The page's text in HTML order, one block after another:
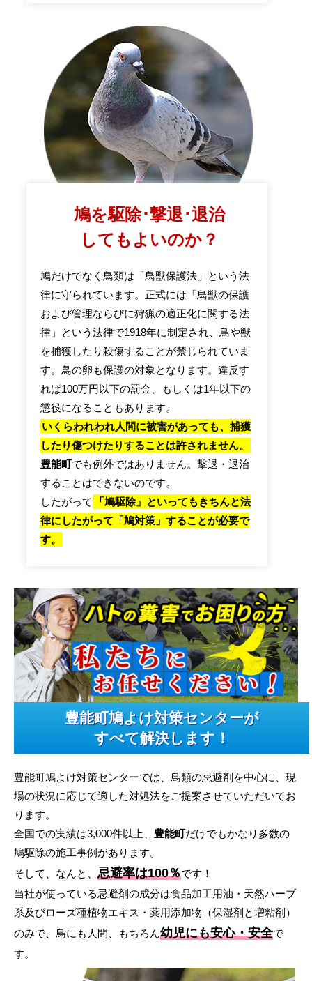
鳩を駆除･撃退･退治
してもよいのか？
鳩だけでなく鳥類は「鳥獣保護法」という法
律に守られています。正式には「鳥獣の保護
および管理ならびに狩猟の適正化に関する法
律」という法律で1918年に制定され、鳥や獣
を捕獲したり殺傷することが禁じられていま
す。鳥の卵も保護の対象となります。違反す
れば100万円以下の罰金、もしくは1年以下の
懲役になることもあります。
いくらわれわれ人間に被害があっても、捕獲
したり傷つけたりすることは許されません。
豊能町でも例外ではありません。撃退・退治
することはできないのです。
したがって
「鳩駆除」といってもきちんと法
律にしたがって「鳩対策」することが必要で
す。
豊能町鳩よけ対策センターが
すべて解決します！
豊能町鳩よけ対策センターでは、鳥類の忌避剤を中心に、現
場の状況に応じて適した対処法をご提案させていただいてお
ります。
全国での実績は3,000件以上、 豊能町だけでもかなり多数の
鳩駆除の施工事例があります。
そして、なんと、 忌避率は100％です！
当社が使っている忌避剤の成分は食品加工用油・天然ハーブ
系及びローズ種植物エキス・薬用添加物（保湿剤と増粘剤）
のみで、鳥にも人間、もちろん幼児にも安心・安全で
す。